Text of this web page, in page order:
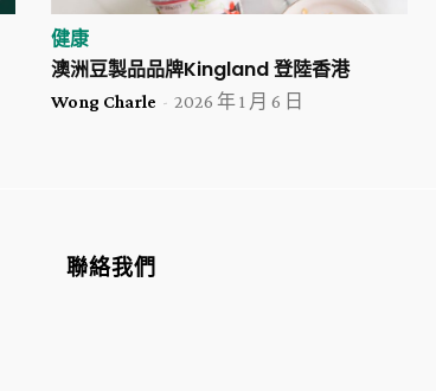
健康
澳洲豆製品品牌Kingland 登陸香港
Wong Charle - 2026 年 1 月 6 日
聯絡我們